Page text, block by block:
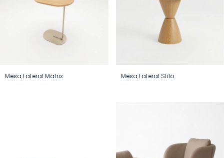
Mesa Lateral Matrix Mesa Lateral Stilo